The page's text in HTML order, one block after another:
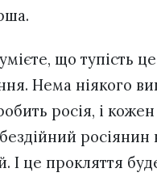
що тупість
Нема ніякого
росія, і кожен
росіянин
І це прокляття